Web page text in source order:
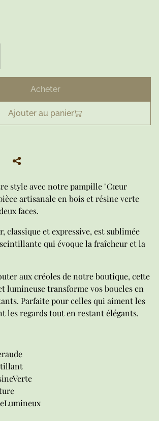
Acheter
Ajouter au panier
style avec notre pampille "Cœur
artisanale en bois et résine verte
faces.
classique et expressive, est sublimée
qui évoque la fraîcheur et la
aux créoles de notre boutique, cette
lumineuse transforme vos boucles en
Parfaite pour celles qui aiment les
les regards tout en restant élégants.